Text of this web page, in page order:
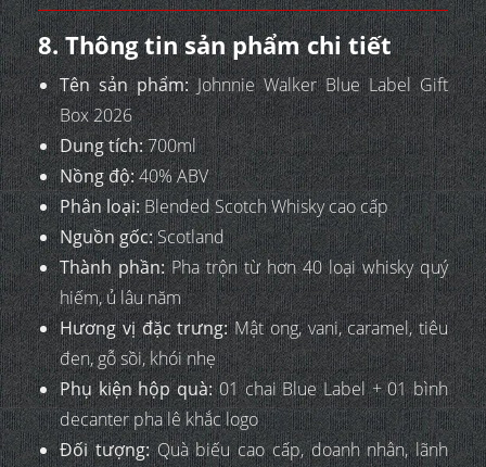
8. Thông tin sản phẩm chi tiết
Tên sản phẩm:Johnnie Walker Blue Label Gift
Box 2026
Dung tích:700ml
Nồng độ:40% ABV
Phân loại:Blended Scotch Whisky cao cấp
Nguồn gốc:Scotland
Thành phần:Pha trộn từ hơn 40 loại whisky quý
hiếm, ủ lâu năm
Hương vị đặc trưng:Mật ong, vani, caramel, tiêu
đen, gỗ sồi, khói nhẹ
Phụ kiện hộp quà:01 chai Blue Label + 01 bình
decanter pha lê khắc logo
Đối tượng:Quà biếu cao cấp, doanh nhân, lãnh